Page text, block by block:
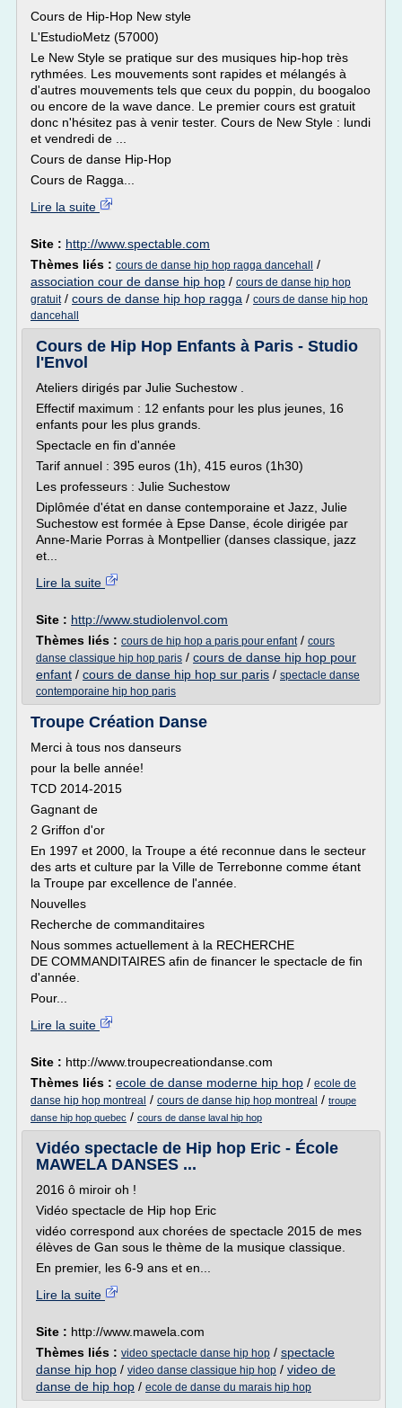
Cours de Hip-Hop New style
L'EstudioMetz (57000)
Le New Style se pratique sur des musiques hip-hop très
rythmées. Les mouvements sont rapides et mélangés à
d'autres mouvements tels que ceux du poppin, du boogaloo
ou encore de la wave dance. Le premier cours est gratuit
donc n'hésitez pas à venir tester. Cours de New Style : lundi
et vendredi de ...
Cours de danse Hip-Hop
Cours de Ragga...
Lire la suite
Site : http://www.spectable.com
Thèmes liés : cours de danse hip hop ragga dancehall
/
association cour de danse hip hop / cours de danse hip hop
gratuit/ cours de danse hip hop ragga / cours de danse hip hop
dancehall
Cours de Hip Hop Enfants à Paris - Studio
l'Envol
Ateliers dirigés par Julie Suchestow .
Effectif maximum : 12 enfants pour les plus jeunes, 16
enfants pour les plus grands.
Spectacle en fin d'année
Tarif annuel : 395 euros (1h), 415 euros (1h30)
Les professeurs : Julie Suchestow
Diplômée d'état en danse contemporaine et Jazz, Julie
Suchestow est formée à Epse Danse, école dirigée par
Anne-Marie Porras à Montpellier (danses classique, jazz
et...
Lire la suite
Site : http://www.studiolenvol.com
Thèmes liés : cours de hip hop a paris pour enfant/ cours
danse classique hip hop paris / cours de danse hip hop pour
enfant / cours de danse hip hop sur paris / spectacle danse
contemporaine hip hop paris
Troupe Création Danse
Merci à tous nos danseurs
pour la belle année!
TCD 2014-2015
Gagnant de
2 Griffon d'or
En 1997 et 2000, la Troupe a été reconnue dans le secteur
des arts et culture par la Ville de Terrebonne comme étant
la Troupe par excellence de l'année.
Nouvelles
Recherche de commanditaires
Nous sommes actuellement à la RECHERCHE
DE COMMANDITAIRES afin de financer le spectacle de fin
d'année.
Pour...
Lire la suite
Site : http://www.troupecreationdanse.com
Thèmes liés : ecole de danse moderne hip hop / ecole de
danse hip hop montreal / cours de danse hip hop montreal / troupe
danse hip hop quebec / cours de danse laval hip hop
Vidéo spectacle de Hip hop Eric - École
MAWELA DANSES ...
2016 ô miroir oh !
Vidéo spectacle de Hip hop Eric
vidéo correspond aux chorées de spectacle 2015 de mes
élèves de Gan sous le thème de la musique classique.
En premier, les 6-9 ans et en...
Lire la suite
Site : http://www.mawela.com
Thèmes liés : video spectacle danse hip hop / spectacle
danse hip hop / video danse classique hip hop / video de
danse de hip hop / ecole de danse du marais hip hop